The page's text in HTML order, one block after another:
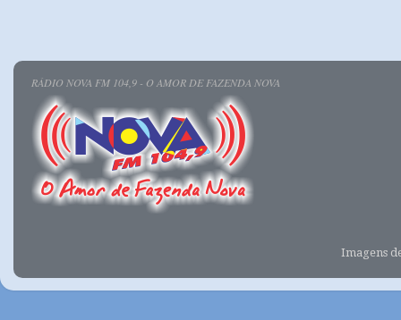
RÁDIO NOVA FM 104,9 - O AMOR DE FAZENDA NOVA
Imagens